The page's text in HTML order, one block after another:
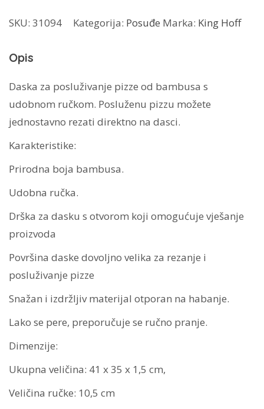
pizzu
1674
količina
SKU: 31094 Kategorija: Posuđe Marka: King Hoff
Opis
Daska za posluživanje pizze od bambusa s
udobnom ručkom. Posluženu pizzu možete
jednostavno rezati direktno na dasci.
Karakteristike:
Prirodna boja bambusa.
Udobna ručka.
Drška za dasku s otvorom koji omogućuje vješanje
proizvoda
Površina daske dovoljno velika za rezanje i
posluživanje pizze
Snažan i izdržljiv materijal otporan na habanje.
Lako se pere, preporučuje se ručno pranje.
Dimenzije:
Ukupna veličina: 41 x 35 x 1,5 cm,
Veličina ručke: 10,5 cm